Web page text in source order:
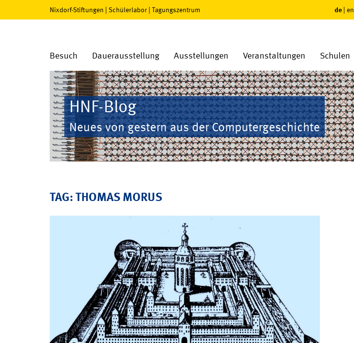
Nixdorf-Stiftungen | Schülerlabor | Tagungszentrum de | en
Besuch Dauerausstellung Ausstellungen Veranstaltungen Schulen
HNF-Blog
Neues von gestern aus der Computergeschichte
TAG: THOMAS MORUS